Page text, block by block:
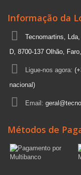
Informação da
Tecnomartins,
D, 8700-137 Olhão,
Ligue-nos agora:
nacional)
Email:
Métodos de